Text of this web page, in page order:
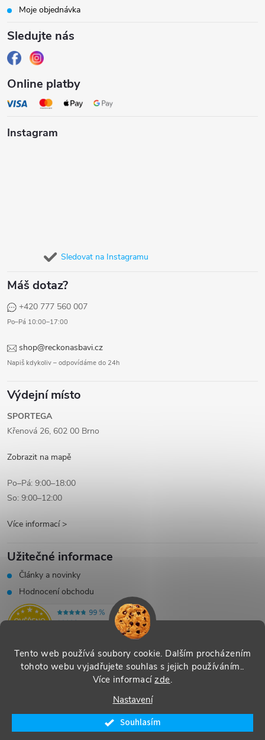
Tento web používá soubory cookie. Dalším procházením
tohoto webu vyjadřujete souhlas s jejich používáním..
Více informacízde.
Nastavení
Souhlasím
Moje objednávka
Sledujte nás
Online platby
Instagram
Sledovat na Instagramu
Máš dotaz?
+420 777 560 007
Po–Pá 10:00–17:00
shop@reckonasbavi.cz
Napiš kdykoliv – odpovídáme do 24h
Výdejní místo
SPORTEGA
Křenová 26, 602 00 Brno
Zobrazit na mapě
Po–Pá: 9:00–18:00
So: 9:00–12:00
Více informací >
Užitečné informace
Články a novinky
Hodnocení obchodu
Copyright 2026SHOP Řecko nás baví - řecké produkty s příběhem.
Všechna práva vyhrazena.